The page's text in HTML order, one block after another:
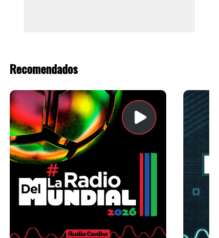
Recomendados